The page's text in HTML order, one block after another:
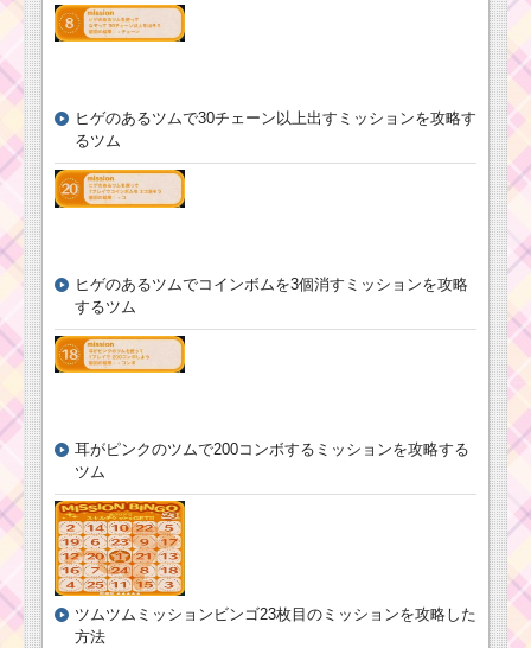
ヒゲのあるツムで30チェーン以上出すミッションを攻略す
るツム
ヒゲのあるツムでコインボムを3個消すミッションを攻略
するツム
耳がピンクのツムで200コンボするミッションを攻略する
ツム
ツムツムミッションビンゴ23枚目のミッションを攻略した
方法